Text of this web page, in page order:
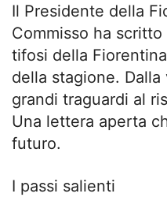
Il Presidente della
Commisso ha
tifosi della
della stagione.
grandi traguardi al
Una lettera aperta
futuro.
I passi salienti